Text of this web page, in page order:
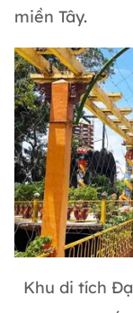
miền Tây.
Khu di tích